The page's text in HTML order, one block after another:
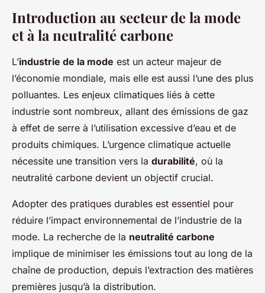
Introduction au secteur de la mode
et à la neutralité carbone
L’industrie de la mode est un acteur majeur de
l’économie mondiale, mais elle est aussi l’une des plus
polluantes. Les enjeux climatiques liés à cette
industrie sont nombreux, allant des émissions de gaz
à effet de serre à l’utilisation excessive d’eau et de
produits chimiques. L’urgence climatique actuelle
nécessite une transition vers la durabilité, où la
neutralité carbone devient un objectif crucial.
Adopter des pratiques durables est essentiel pour
réduire l’impact environnemental de l’industrie de la
mode. La recherche de la neutralité carbone
implique de minimiser les émissions tout au long de la
chaîne de production, depuis l’extraction des matières
premières jusqu’à la distribution.